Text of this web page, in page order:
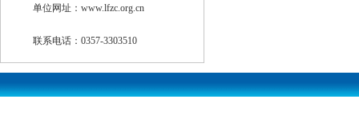
单位网址：www.lfzc.org.cn
联系电话：0357-3303510